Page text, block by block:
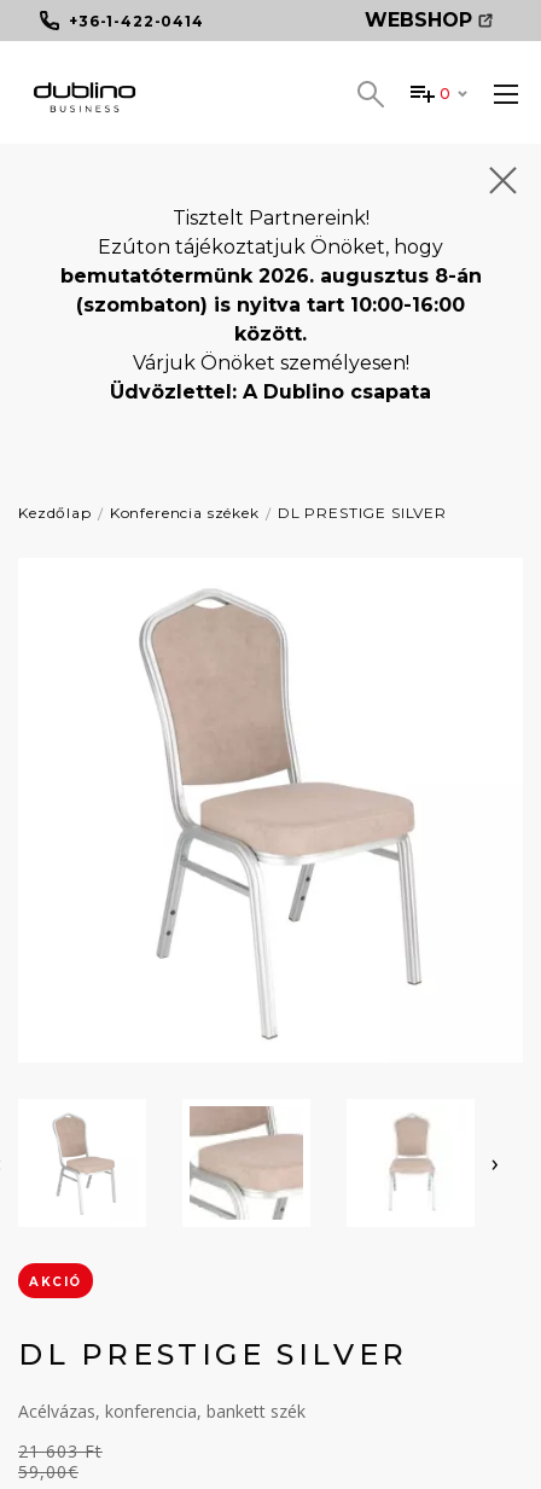
+36-1-422-0414 WEBSHOP
0
Tisztelt Partnereink!
Ezúton tájékoztatjuk Önöket, hogy
bemutatótermünk 2026. augusztus 8-án
(szombaton) is nyitva tart 10:00-16:00
között.
Várjuk Önöket személyesen!
Üdvözlettel: A Dublino csapata
Kezdőlap Konferencia székek DL PRESTIGE SILVER
›
AKCIÓ
DL PRESTIGE SILVER
Acélvázas, konferencia, bankett szék
21 603 Ft
59,00€